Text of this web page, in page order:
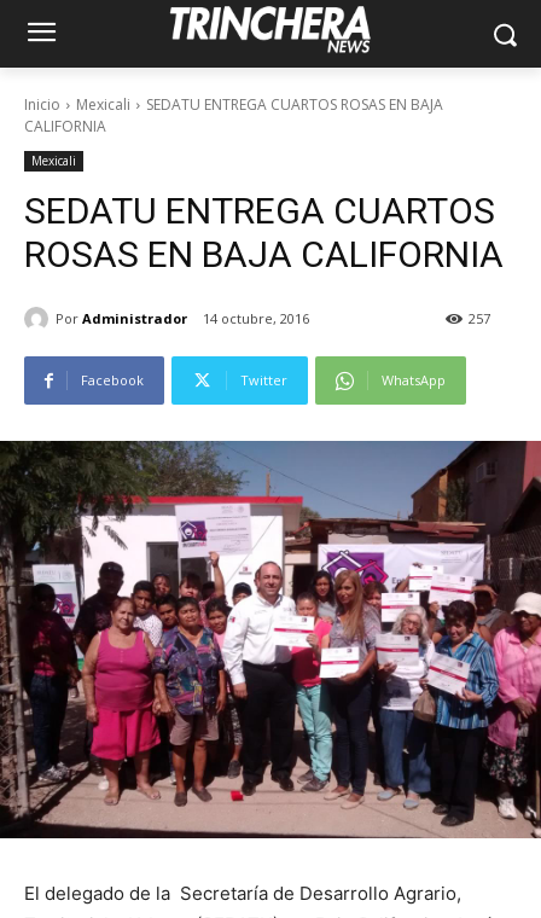
Inicio Mexicali
SEDATU ENTREGA CUARTOS ROSAS EN BAJA
CALIFORNIA
Mexicali
SEDATU ENTREGA CUARTOS
ROSAS EN BAJA CALIFORNIA
Por Administrador 14 octubre, 2016 257
Facebook Twitter WhatsApp
El delegado de la Secretaría de Desarrollo Agrario,